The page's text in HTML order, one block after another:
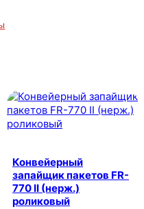
Конвейерный
запайщик пакетов FR-
770 II (нерж.)
роликовый